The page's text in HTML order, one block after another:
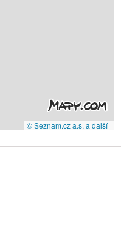
© Seznam.cz a.s. a další